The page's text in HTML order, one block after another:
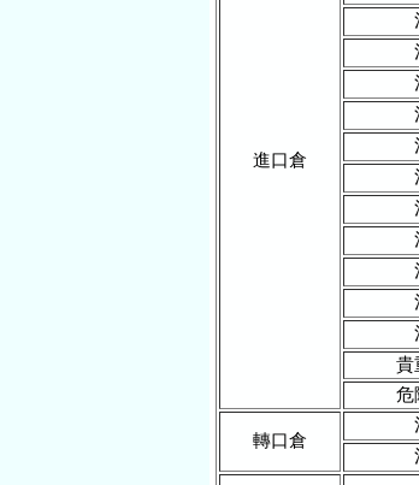
進口倉
貴
危
轉口倉